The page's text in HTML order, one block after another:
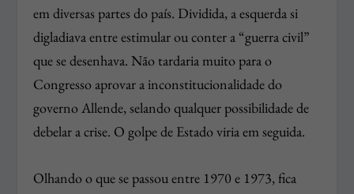
em diversas partes do país. Dividida, a esquerda si
digladiava entre estimular ou conter a “guerra civil”
que se desenhava. Não tardaria muito para o
Congresso aprovar a inconstitucionalidade do
governo Allende, selando qualquer possibilidade de
debelar a crise. O golpe de Estado viria em seguida.
Olhando o que se passou entre 1970 e 1973, fica